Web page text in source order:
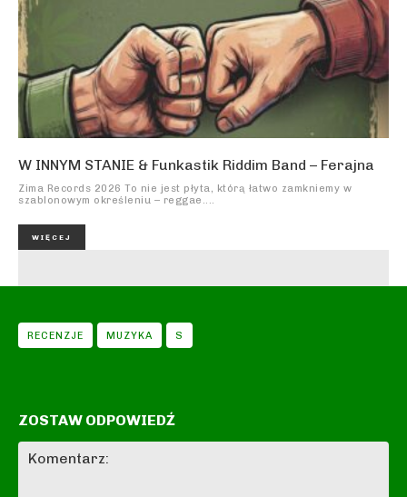
W INNYM STANIE & Funkastik Riddim Band – Ferajna
Zima Records 2026 To nie jest płyta, którą łatwo zamkniemy w
szablonowym określeniu – reggae....
WIĘCEJ
RECENZJE MUZYKA S
ZOSTAW ODPOWIEDŹ